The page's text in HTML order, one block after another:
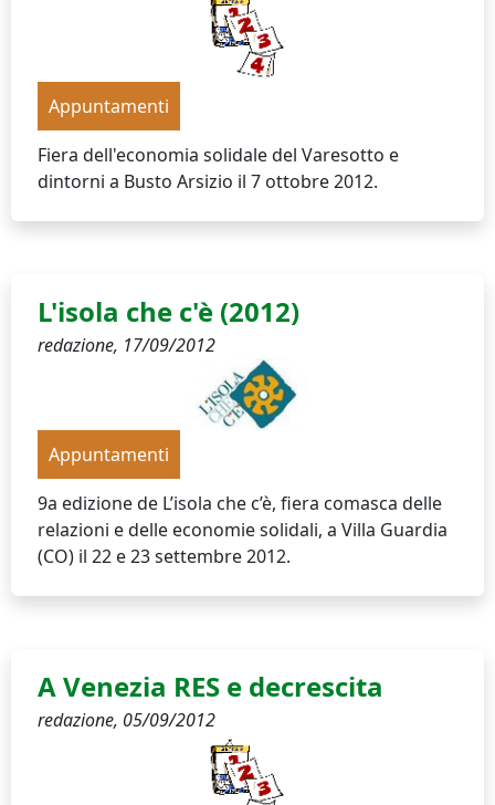
Appuntamenti
Fiera dell'economia solidale del Varesotto e
dintorni a Busto Arsizio il 7 ottobre 2012.
L'isola che c'è (2012)
redazione, 17/09/2012
Appuntamenti
9a edizione de L’isola che c’è, fiera comasca delle
relazioni e delle economie solidali, a Villa Guardia
(CO) il 22 e 23 settembre 2012.
A Venezia RES e decrescita
redazione, 05/09/2012